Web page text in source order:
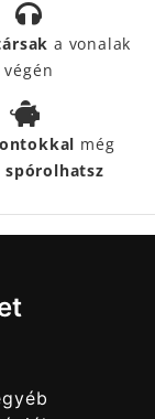
a vonalak
végén
még
spórolhatsz
SEGÍTIK